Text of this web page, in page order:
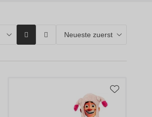
(22) Bestseller(20)